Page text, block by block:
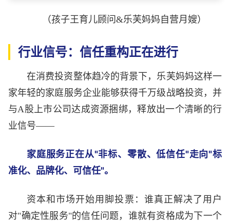
（孩子王育儿顾问&乐芙妈妈自营月嫂）
行业信号：信任重构正在进行
在消费投资整体趋冷的背景下，乐芙妈妈这样一
家年轻的家庭服务企业能够获得千万级战略投资，并
与A股上市公司达成资源捆绑，释放出一个清晰的行
业信号——
家庭服务正在从"非标、零散、低信任"走向"标
准化、品牌化、可信任"。
资本和市场开始用脚投票：谁真正解决了用户
对"确定性服务"的信任问题，谁就有资格成为下一个